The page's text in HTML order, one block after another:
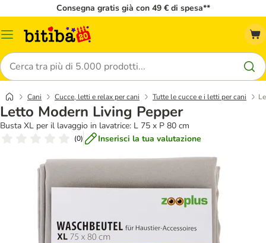
Consegna gratis già con 49 € di spesa**
Overview
Cerca
Cani Cucce, letti e relax per cani Tutte le cucce e i letti per cani
Letto Modern Living Pepper
Busta XL per il lavaggio in lavatrice: L 75 x P 80 cm
(0) Inserisci la tua valutazione